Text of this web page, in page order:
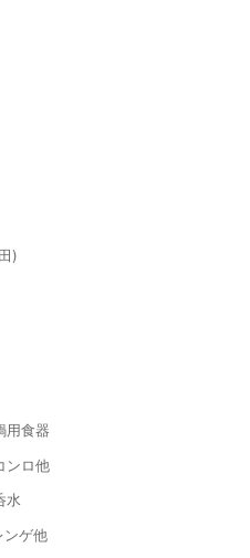
)
用食器
ンロ他
水
ンゲ他